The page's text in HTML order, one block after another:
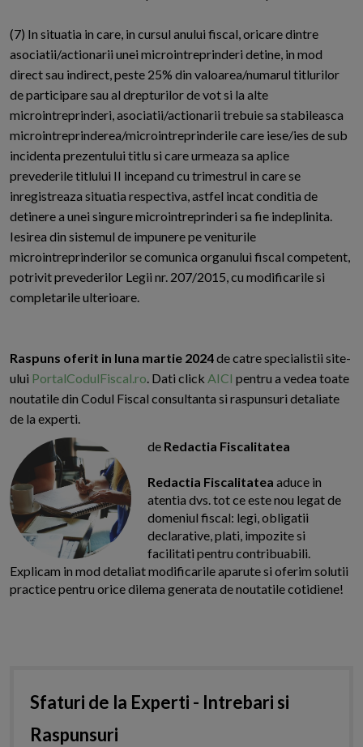
(7) In situatia in care, in cursul anului fiscal, oricare dintre
asociatii/actionarii unei microintreprinderi detine, in mod
direct sau indirect, peste 25% din valoarea/numarul titlurilor
de participare sau al drepturilor de vot si la alte
microintreprinderi, asociatii/actionarii trebuie sa stabileasca
microintreprinderea/microintreprinderile care iese/ies de sub
incidenta prezentului titlu si care urmeaza sa aplice
prevederile titlului II incepand cu trimestrul in care se
inregistreaza situatia respectiva, astfel incat conditia de
detinere a unei singure microintreprinderi sa fie indeplinita.
Iesirea din sistemul de impunere pe veniturile
microintreprinderilor se comunica organului fiscal competent,
potrivit prevederilor Legii nr. 207/2015, cu modificarile si
completarile ulterioare.
Raspuns oferit in luna martie 2024de catre specialistii site-
ului PortalCodulFiscal.ro. Dati click AICI pentru a vedea toate
noutatile din Codul Fiscal consultanta si raspunsuri detaliate
de la experti.
de Redactia Fiscalitatea
Redactia Fiscalitatea aduce in
atentia dvs. tot ce este nou legat de
domeniul fiscal: legi, obligatii
declarative, plati, impozite si
facilitati pentru contribuabili.
Explicam in mod detaliat modificarile aparute si oferim solutii
practice pentru orice dilema generata de noutatile cotidiene!
Sfaturi de la Experti - Intrebari si
Raspunsuri